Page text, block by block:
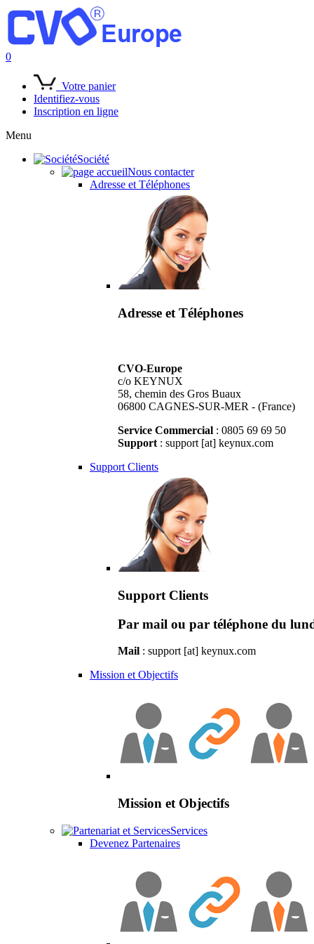
0
Votre panier
Identifiez-vous
Inscription en ligne
Menu
Société
Nous contacter
Adresse et Téléphones
Adresse et Téléphones
CVO-Europe
c/o KEYNUX
58, chemin des Gros Buaux
06800 CAGNES-SUR-MER - (France)
Service Commercial : 0805 69 69 50
Support : support [at] keynux.com
Support Clients
Support Clients
Par mail ou par téléphone du
Mail : support [at] keynux.com
Mission et Objectifs
Mission et Objectifs
Services
Devenez Partenaires